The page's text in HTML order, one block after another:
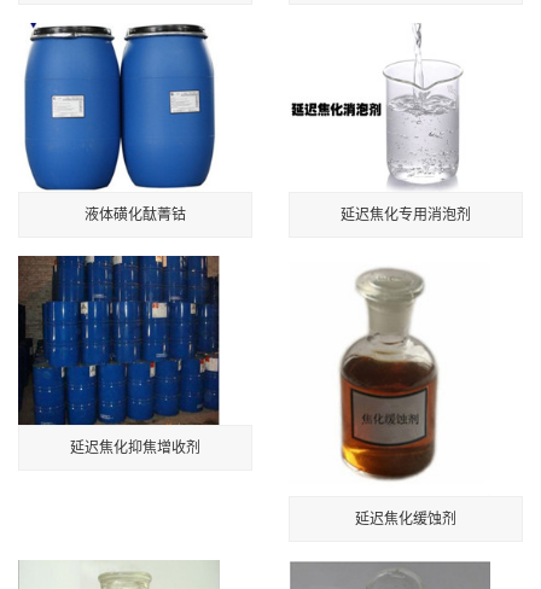
液体磺化酞菁钴 延迟焦化专用消泡剂
延迟焦化抑焦增收剂
延迟焦化缓蚀剂